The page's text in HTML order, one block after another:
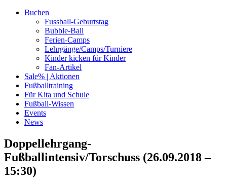
Buchen
Fussball-Geburtstag
Bubble-Ball
Ferien-Camps
Lehrgänge/Camps/Turniere
Kinder kicken für Kinder
Fan-Artikel
Sale% | Aktionen
Fußballtraining
Für Kita und Schule
Fußball-Wissen
Events
News
Doppellehrgang-
Fußballintensiv/Torschuss (26.09.2018 –
15:30)